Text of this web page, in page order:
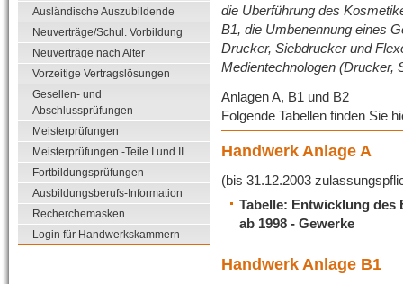
die Überführung des
B1, die Umbenennung eines
Drucker, Siebdrucker und
Medientechnologen (Drucker,
Anlagen A, B1 und B2
Folgende Tabellen finden Sie
Handwerk Anlage A
(bis 31.12.2003
Tabelle: Entwicklung des
ab 1998 - Gewerke
Handwerk Anlage B1
Ausländische Auszubildende
Neuverträge/Schul. Vorbildung
Neuverträge nach Alter
Vorzeitige Vertragslösungen
Gesellen- und
Abschlussprüfungen
Meisterprüfungen
Meisterprüfungen -Teile I und II
Fortbildungsprüfungen
Ausbildungsberufs-Information
Recherchemasken
Login für Handwerkskammern